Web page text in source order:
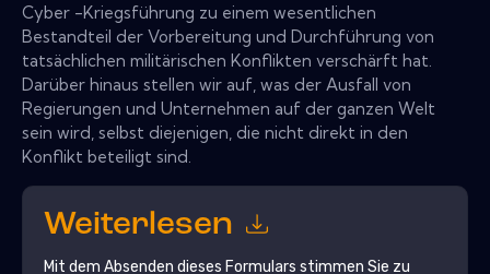
Cyber ​​-Kriegsführung zu einem wesentlichen
Bestandteil der Vorbereitung und Durchführung von
tatsächlichen militärischen Konflikten verschärft hat.
Darüber hinaus stellen wir auf, was der Ausfall von
Regierungen und Unternehmen auf der ganzen Welt
sein wird, selbst diejenigen, die nicht direkt in den
Konflikt beteiligt sind.
Weiterlesen
Mit dem Absenden dieses Formulars stimmen Sie zu